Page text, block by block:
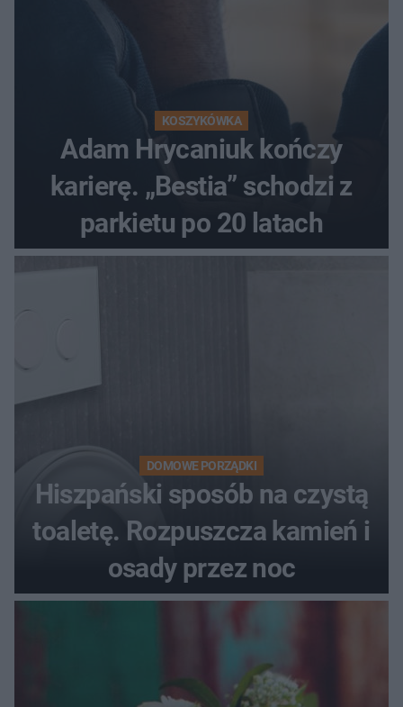
KOSZYKÓWKA
Adam Hrycaniuk kończy
karierę. „Bestia” schodzi z
parkietu po 20 latach
DOMOWE PORZĄDKI
Hiszpański sposób na czystą
toaletę. Rozpuszcza kamień i
osady przez noc